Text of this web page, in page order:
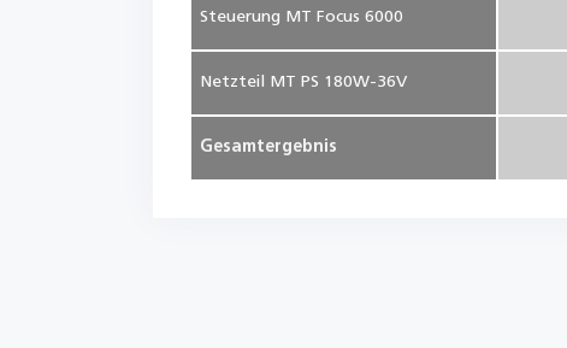
Steuerung MT Focus 6000
Netzteil MT PS 180W-36V
Gesamtergebnis